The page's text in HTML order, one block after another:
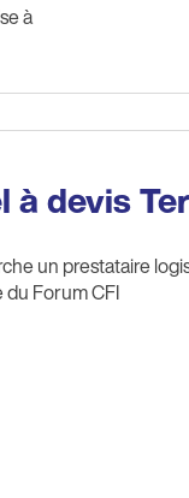
à
à devis
un prestataire
du Forum CFI